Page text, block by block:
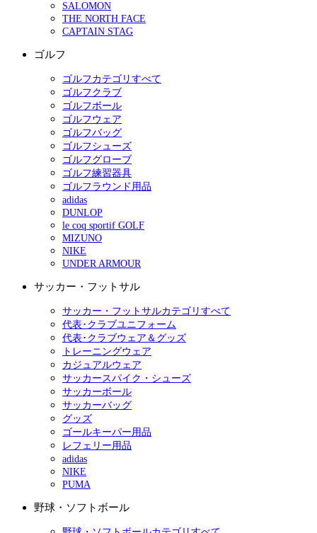
SALOMON
THE NORTH FACE
CAPTAIN STAG
ゴルフ
ゴルフカテゴリすべて
ゴルフクラブ
ゴルフボール
ゴルフウェア
ゴルフバッグ
ゴルフシューズ
ゴルフグローブ
ゴルフ練習器具
ゴルフラウンド用品
adidas
DUNLOP
le coq sportif GOLF
MIZUNO
NIKE
UNDER ARMOUR
サッカー・フットサル
サッカー・フットサルカテゴリすべて
代表･クラブユニフォーム
代表･クラブウェア＆グッズ
トレーニングウェア
カジュアルウェア
サッカースパイク・シューズ
サッカーボール
サッカーバッグ
グッズ
ゴールキーパー用品
レフェリー用品
adidas
NIKE
PUMA
野球・ソフトボール